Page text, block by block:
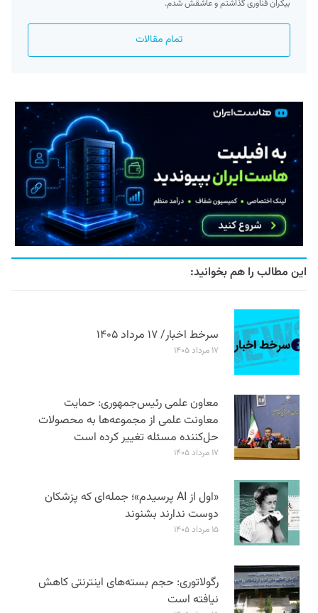
بیکران فناوری گذاشتم و عاشقش شدم.
تمام مقالات
این مطالب را هم بخوانید:
سرخط اخبار/ ۱۷ مرداد ۱۴۰۵
۱۷ مرداد ۱۴۰۵
معاون علمی رئیس‌جمهوری: حمایت
معاونت علمی از مجموعه‌ها به محصولات
حل‌کننده مسئله تغییر کرده است
۱۷ مرداد ۱۴۰۵
«اول از AI پرسیدم»؛ جمله‌ای که پزشکان
دوست ندارند بشنوند
۱۵ مرداد ۱۴۰۵
رگولاتوری: حجم بسته‌های اینترنتی کاهش
نیافته است